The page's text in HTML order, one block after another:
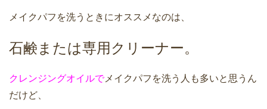
メイクパフを洗うときにオススメなのは、
石鹸または専用クリーナー。
クレンジングオイルでメイクパフを洗う人も多いと思うん
だけど、